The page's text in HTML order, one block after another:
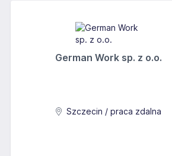
German Work sp. z o.o.
Szczecin / praca zdalna